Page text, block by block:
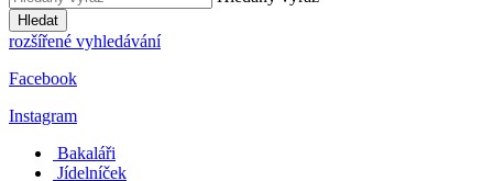
Hledat
rozšířené vyhledávání
Facebook
Instagram
Bakaláři
Jídelníček